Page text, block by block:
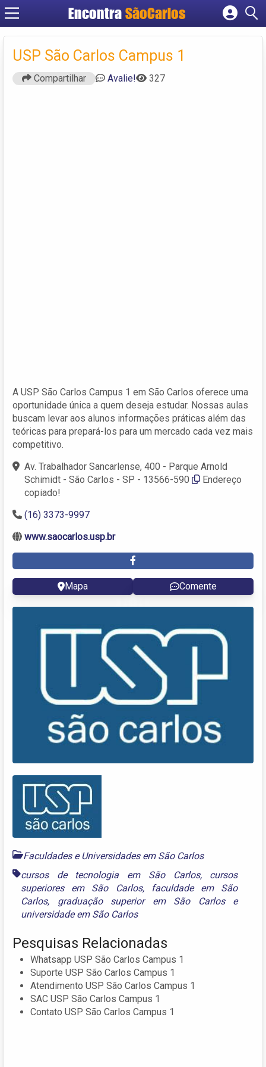
EncontraSãoCarlos
Cadastrar empresa
Criar conta
USP São Carlos Campus 1
Compartilhar Avalie! 327
A USP São Carlos Campus 1 em São Carlos oferece uma
oportunidade única a quem deseja estudar. Nossas aulas
buscam levar aos alunos informações práticas além das
teóricas para prepará-los para um mercado cada vez mais
competitivo.
Av. Trabalhador Sancarlense, 400 - Parque Arnold
Schimidt - São Carlos - SP - 13566-590
Endereço
copiado!
(16) 3373-9997
www.saocarlos.usp.br
Mapa Comente
Faculdades e Universidades em São Carlos
cursos de tecnologia em São Carlos, cursos
superiores em São Carlos,
faculdade em São
Carlos, graduação superior em São Carlose
universidade em São Carlos
Pesquisas Relacionadas
Whatsapp USP São Carlos Campus 1
Suporte USP São Carlos Campus 1
Atendimento USP São Carlos Campus 1
SAC USP São Carlos Campus 1
Contato USP São Carlos Campus 1